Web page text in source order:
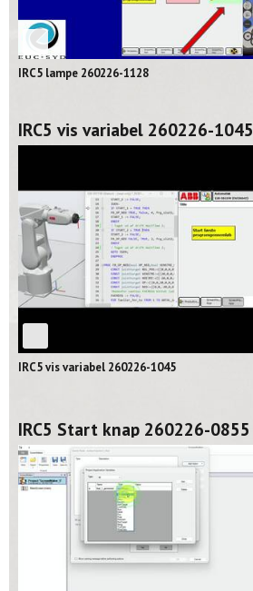
IRC5 lampe 260226-1128
IRC5 vis variabel 260226-1045
IRC5 vis variabel 260226-1045
IRC5 Start knap 260226-0855